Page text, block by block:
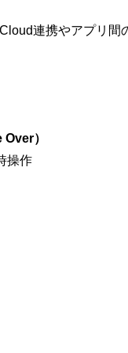
連携やアプリ間
）
操作